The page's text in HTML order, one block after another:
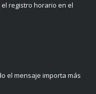
registro horario en el
el mensaje importa más